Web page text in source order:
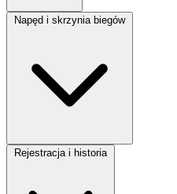
Rodzaj paliwa:Elektryczny
Napęd i skrzynia biegów
Skrzynia biegów:Automatyczna
Rejestracja i historia